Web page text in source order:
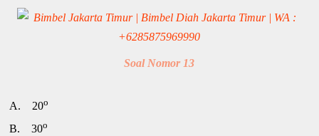
Soal Nomor 13
A. 20o
B. 30o